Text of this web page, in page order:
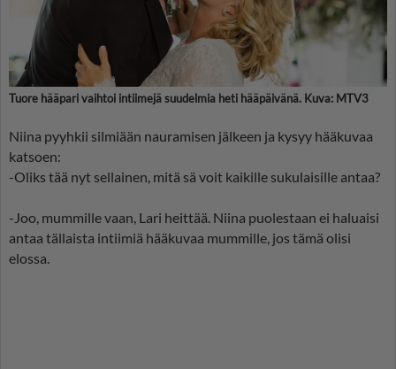
Tuore hääpari vaihtoi intiimejä suudelmia heti hääpäivänä. Kuva: MTV3
Niina pyyhkii silmiään nauramisen jälkeen ja kysyy hääkuvaa
katsoen:
-Oliks tää nyt sellainen, mitä sä voit kaikille sukulaisille antaa?
-Joo, mummille vaan, Lari heittää. Niina puolestaan ei haluaisi
antaa tällaista intiimiä hääkuvaa mummille, jos tämä olisi
elossa.